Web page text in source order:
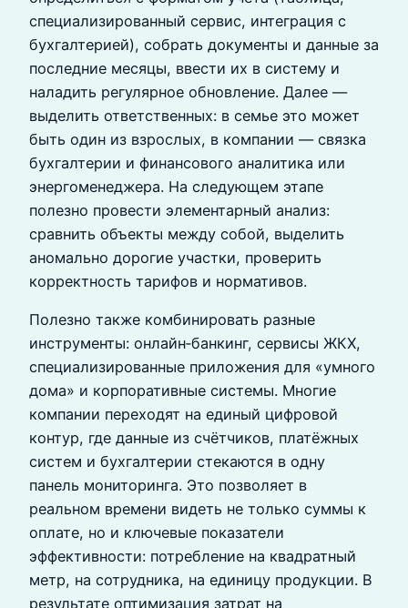
специализированный сервис, интеграция с
бухгалтерией), собрать документы и данные за
последние месяцы, ввести их в систему и
наладить регулярное обновление. Далее —
выделить ответственных: в семье это может
быть один из взрослых, в компании — связка
бухгалтерии и финансового аналитика или
энергоменеджера. На следующем этапе
полезно провести элементарный анализ:
сравнить объекты между собой, выделить
аномально дорогие участки, проверить
корректность тарифов и нормативов.
Полезно также комбинировать разные
инструменты: онлайн‑банкинг, сервисы ЖКХ,
специализированные приложения для «умного
дома» и корпоративные системы. Многие
компании переходят на единый цифровой
контур, где данные из счётчиков, платёжных
систем и бухгалтерии стекаются в одну
панель мониторинга. Это позволяет в
реальном времени видеть не только суммы к
оплате, но и ключевые показатели
эффективности: потребление на квадратный
метр, на сотрудника, на единицу продукции. В
результате оптимизация затрат на